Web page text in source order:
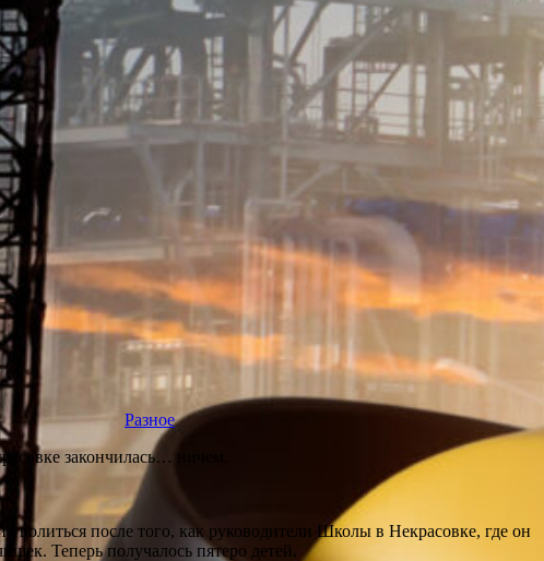
Разное
закончилась… ничем.
после того, как руководители Школы в Некрасовке, где он
Теперь получалось пятеро детей.